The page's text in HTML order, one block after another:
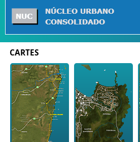
CARTES